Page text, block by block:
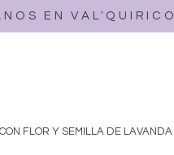
EN VAL'QUIRICO
CON FLOR Y SEMILLA DE LAVANDA